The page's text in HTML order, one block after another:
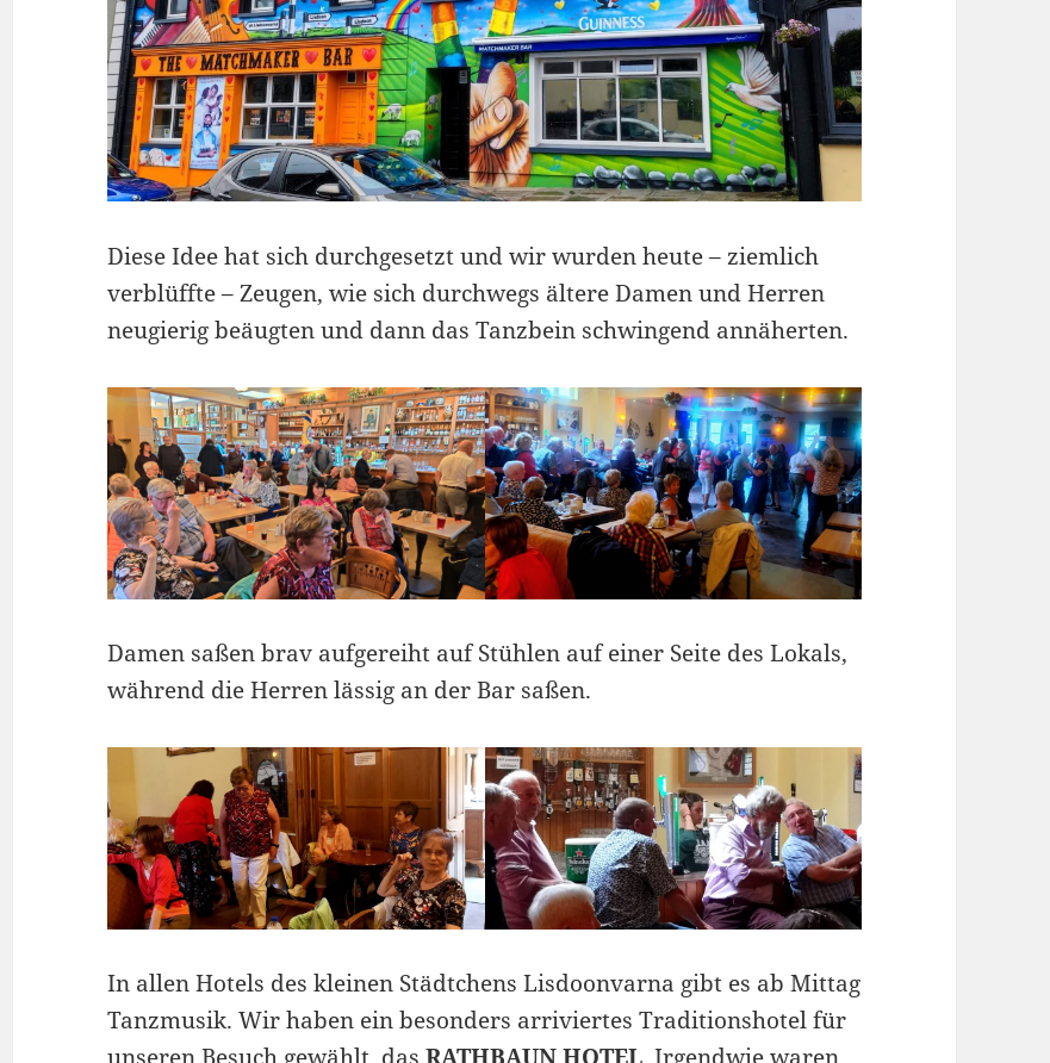
Diese Idee hat sich durchgesetzt und wir wurden heute – ziemlich
verblüffte – Zeugen, wie sich durchwegs ältere Damen und Herren
neugierig beäugten und dann das Tanzbein schwingend annäherten.
Damen saßen brav aufgereiht auf Stühlen auf einer Seite des Lokals,
während die Herren lässig an der Bar saßen.
In allen Hotels des kleinen Städtchens Lisdoonvarna gibt es ab Mittag
Tanzmusik. Wir haben ein besonders arriviertes Traditionshotel für